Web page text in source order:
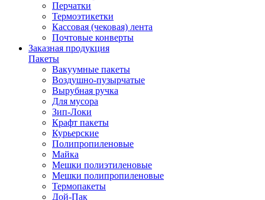
Перчатки
Термоэтикетки
Кассовая (чековая) лента
Почтовые конверты
Заказная продукция
Пакеты
Вакуумные пакеты
Воздушно-пузырчатые
Вырубная ручка
Для мусора
Зип-Локи
Крафт пакеты
Курьерские
Полипропиленовые
Майка
Мешки полиэтиленовые
Мешки полипропиленовые
Термопакеты
Дой-Пак